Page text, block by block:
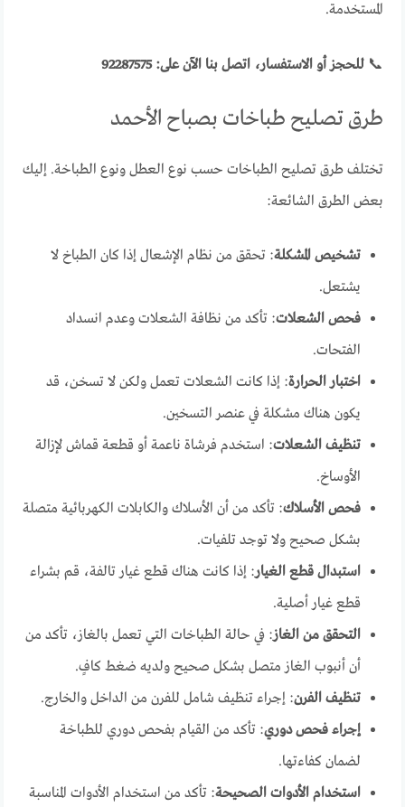
المستخدمة.
📞للحجز أو الاستفسار، اتصل بنا الآن على: 92287575
طرق تصليح طباخات بصباح الأحمد
تختلف طرق تصليح الطباخات حسب نوع العطل ونوع الطباخة. إليك
بعض الطرق الشائعة:
تشخيص المشكلة: تحقق من نظام الإشعال إذا كان الطباخ لا
يشتعل.
فحص الشعلات: تأكد من نظافة الشعلات وعدم انسداد
الفتحات.
اختبار الحرارة: إذا كانت الشعلات تعمل ولكن لا تسخن، قد
يكون هناك مشكلة في عنصر التسخين.
تنظيف الشعلات: استخدم فرشاة ناعمة أو قطعة قماش لإزالة
الأوساخ.
فحص الأسلاك: تأكد من أن الأسلاك والكابلات الكهربائية متصلة
بشكل صحيح ولا توجد تلفيات.
استبدال قطع الغيار: إذا كانت هناك قطع غيار تالفة، قم بشراء
قطع غيار أصلية.
التحقق من الغاز: في حالة الطباخات التي تعمل بالغاز، تأكد من
أن أنبوب الغاز متصل بشكل صحيح ولديه ضغط كافٍ.
تنظيف الفرن: إجراء تنظيف شامل للفرن من الداخل والخارج.
إجراء فحص دوري: تأكد من القيام بفحص دوري للطباخة
لضمان كفاءتها.
استخدام الأدوات الصحيحة: تأكد من استخدام الأدوات المناسبة